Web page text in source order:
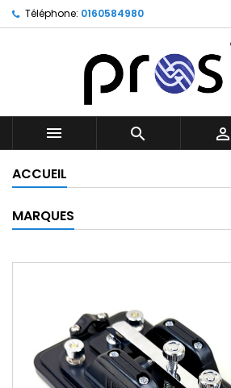
Téléphone: 0160584980
  
ACCUEIL
MARQUES